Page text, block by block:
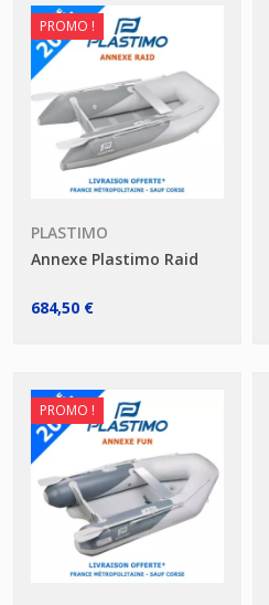
PROMO !
PLASTIMO
Annexe Plastimo Raid
684,50 €
PROMO !